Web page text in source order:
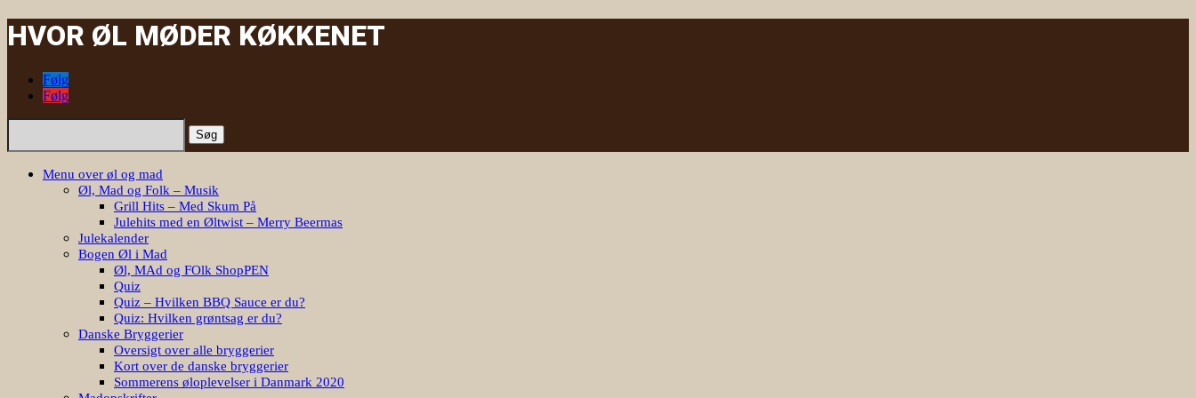
HVOR ØL MØDER KØKKENET
Følg
Følg
Søg
Menu over øl og mad
Øl, Mad og Folk – Musik
Grill Hits – Med Skum På
Julehits med en Øltwist – Merry Beermas
Julekalender
Bogen Øl i Mad
Øl, MAd og FOlk ShopPEN
Quiz
Quiz – Hvilken BBQ Sauce er du?
Quiz: Hvilken grøntsag er du?
Danske Bryggerier
Oversigt over alle bryggerier
Kort over de danske bryggerier
Sommerens øloplevelser i Danmark 2020